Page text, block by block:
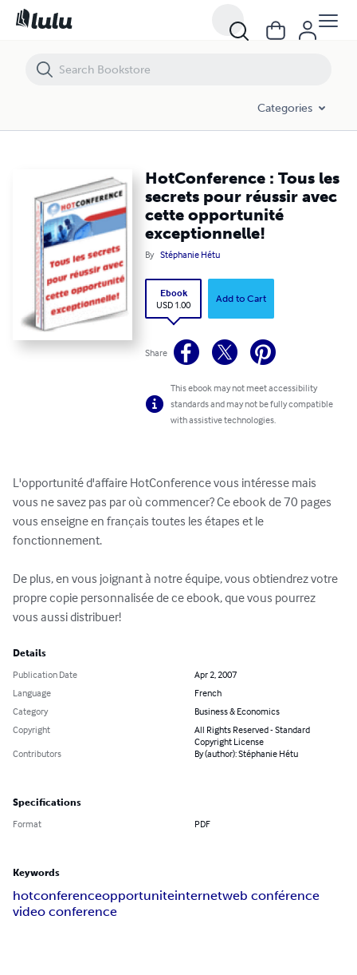
Categories
HotConference : Tous les
secrets pour réussir avec
cette opportunité
exceptionnelle!
By Stéphanie Hétu
Ebook
USD 1.00
Add to Cart
Share
This ebook may not meet accessibility
standards and may not be fully compatible
with assistive technologies.
L'opportunité d'affaire HotConference vous intéresse mais
vous ne savez pas par où commencer? Ce ebook de 70 pages
vous enseigne en français toutes les étapes et le
fonctionnement.
De plus, en vous joignant à notre équipe, vous obtiendrez votre
propre copie personnalisée de ce ebook, que vous pourrez
vous aussi distribuer!
Details
Publication Date
Apr 2, 2007
Language
French
Category
Business & Economics
Copyright
All Rights Reserved - Standard
Copyright License
Contributors
By (author): Stéphanie Hétu
Specifications
Format PDF
Keywords
hotconferenceopportuniteinternetweb conférence
video conference
HotConference : Tous les secrets pour réussir avec cette